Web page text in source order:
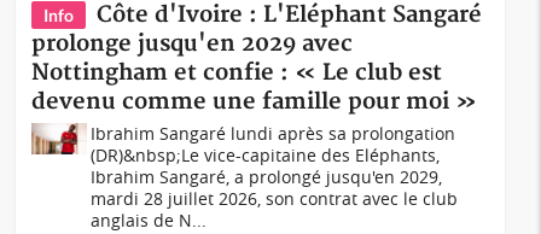
Info
Côte d'Ivoire : L'Eléphant Sangaré
prolonge jusqu'en 2029 avec
Nottingham et confie : « Le club est
devenu comme une famille pour moi »
Ibrahim Sangaré lundi après sa prolongation
(DR)&nbsp;Le vice-capitaine des Eléphants,
Ibrahim Sangaré, a prolongé jusqu'en 2029,
mardi 28 juillet 2026, son contrat avec le club
anglais de N...